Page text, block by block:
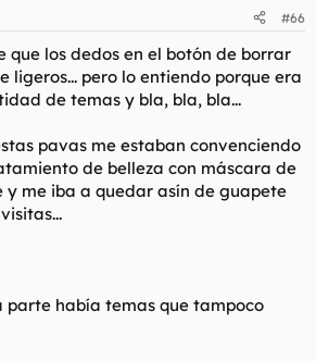
#66
que los dedos en el botón de borrar
ligeros... pero lo entiendo porque era
de temas y bla, bla, bla...
pavas me estaban convenciendo
de belleza con máscara de
me iba a quedar asín de guapete
parte había temas que tampoco